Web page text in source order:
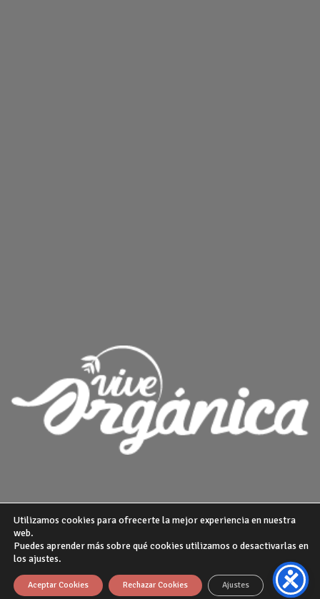
¿QUIENES SOMOS? POLITICA DE PRIVACIDAD
Theme fromWP Zipped
Utilizamos cookies para ofrecerte la mejor experiencia en nuestra
web.
Puedes aprender más sobre qué cookies utilizamos o desactivarlas en
los ajustes.
Aceptar Cookies Rechazar Cookies Ajustes